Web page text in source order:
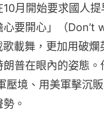
10月開始要求國人
心要開心」（Don’t
載舞，更加用破爛
普在眼內的姿態。
壓境、用美軍擊沉
。